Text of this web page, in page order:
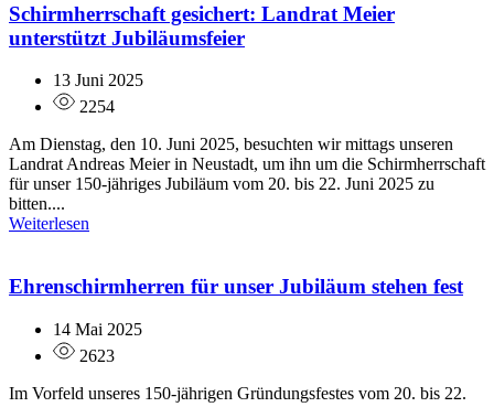
Schirmherrschaft gesichert: Landrat Meier
unterstützt Jubiläumsfeier
13 Juni 2025
2254
Am Dienstag, den 10. Juni 2025, besuchten wir mittags unseren
Landrat Andreas Meier in Neustadt, um ihn um die Schirmherrschaft
für unser 150-jähriges Jubiläum vom 20. bis 22. Juni 2025 zu
bitten....
Weiterlesen
Ehrenschirmherren für unser Jubiläum stehen fest
14 Mai 2025
2623
Im Vorfeld unseres 150-jährigen Gründungsfestes vom 20. bis 22.